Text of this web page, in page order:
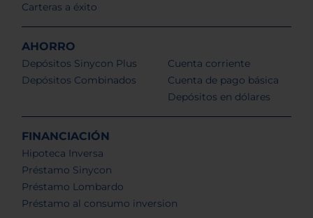
Carteras a éxito
AHORRO
Depósitos Sinycon Plus
Depósitos Combinados
Cuenta corriente
Cuenta de pago básica
Depósitos en dólares
FINANCIACIÓN
Hipoteca Inversa
Préstamo Sinycon
Préstamo Lombardo
Préstamo al consumo inversion